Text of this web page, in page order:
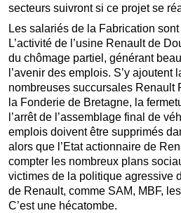
secteurs suivront si ce projet se
Les salariés de la Fabrication
L’activité de l’usine Renault de
du chômage partiel, générant
l’avenir des emplois. S’y ajoutent
nombreuses succursales Renault
la Fonderie de Bretagne, la
l’arrêt de l’assemblage final de
emplois doivent être supprimés
alors que l’Etat actionnaire de
compter les nombreux plans
victimes de la politique agressive
de Renault, comme SAM, MBF,
C’est une hécatombe.